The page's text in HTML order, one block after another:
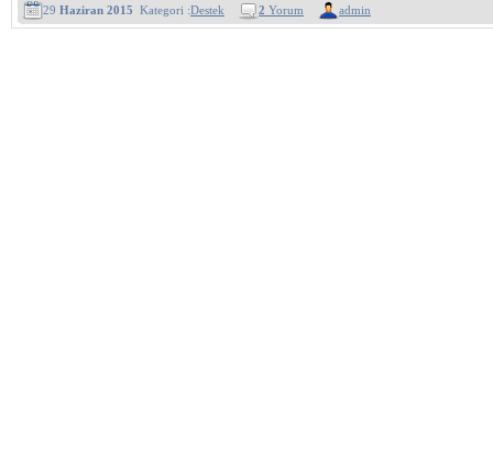
29 Haziran 2015 Kategori :Destek 2 Yorum admin